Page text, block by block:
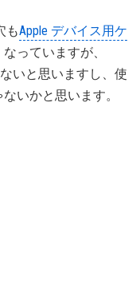
もApple デバイス用ケ
っていますが、
いと思いますし、使
いかと思います。